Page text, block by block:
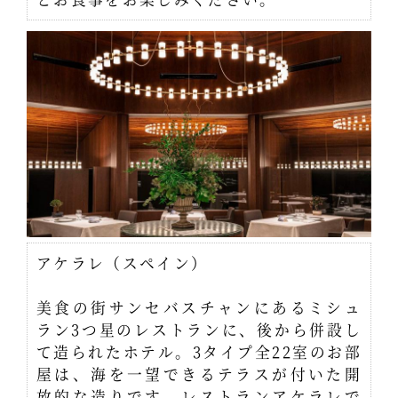
アケラレ（スペイン）
美食の街サンセバスチャンにあるミシュ
ラン3つ星のレストランに、後から併設し
て造られたホテル。3タイプ全22室のお部
屋は、海を一望できるテラスが付いた開